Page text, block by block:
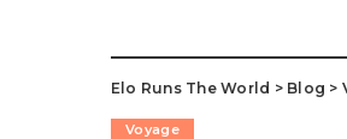
Elo Runs The World > Blog >
Voyage